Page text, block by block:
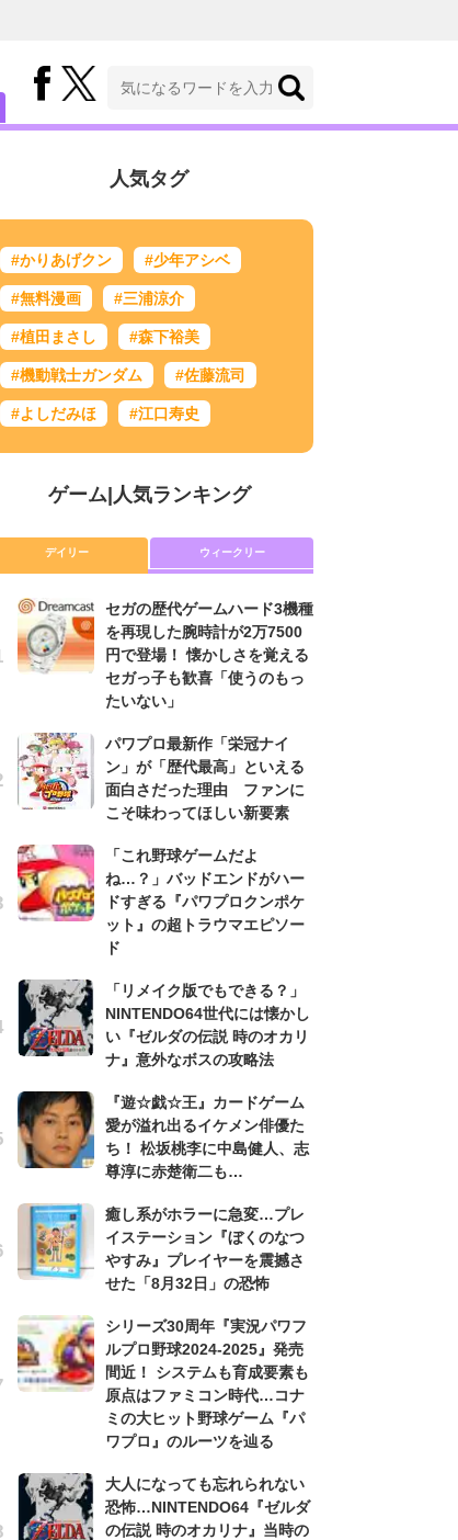
人気タグ
#かりあげクン #少年アシベ
#無料漫画 #三浦涼介
#植田まさし #森下裕美
#機動戦士ガンダム #佐藤流司
#よしだみほ #江口寿史
ゲーム| 人気ランキング
デイリー ウィークリー
セガの歴代ゲームハード3機種
を再現した腕時計が2万7500
円で登場！ 懐かしさを覚える
セガっ子も歓喜「使うのもっ
たいない」
パワプロ最新作「栄冠ナイ
ン」が「歴代最高」といえる
面白さだった理由 ファンに
こそ味わってほしい新要素
「これ野球ゲームだよ
ね…？」バッドエンドがハー
ドすぎる『パワプロクンポケ
ット』の超トラウマエピソー
ド
「リメイク版でもできる？」
NINTENDO64世代には懐かし
い『ゼルダの伝説 時のオカリ
ナ』意外なボスの攻略法
『遊☆戯☆王』カードゲーム
愛が溢れ出るイケメン俳優た
ち！ 松坂桃李に中島健人、志
尊淳に赤楚衛二も…
癒し系がホラーに急変…プレ
イステーション『ぼくのなつ
やすみ』プレイヤーを震撼さ
せた「8月32日」の恐怖
シリーズ30周年『実況パワフ
ルプロ野球2024-2025』発売
間近！ システムも育成要素も
原点はファミコン時代…コナ
ミの大ヒット野球ゲーム『パ
ワプロ』のルーツを辿る
大人になっても忘れられない
恐怖…NINTENDO64『ゼルダ
の伝説 時のオカリナ』当時の